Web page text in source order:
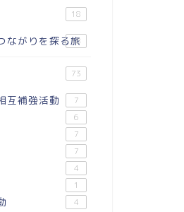
備忘録：教員の給料
18
ながりを探る旅
18
73
互補強活動 7
6
7
7
4
1
4